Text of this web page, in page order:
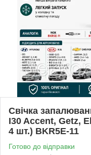
Свічка
I30 Accent, Getz,
4 шт.) BKR5E-11
Готово до відправки